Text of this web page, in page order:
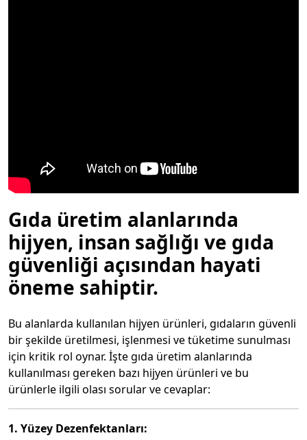
Gıda üretim alanlarında
hijyen, insan sağlığı ve gıda
güvenliği açısından hayati
öneme sahiptir.
Bu alanlarda kullanılan hijyen ürünleri, gıdaların güvenli
bir şekilde üretilmesi, işlenmesi ve tüketime sunulması
için kritik rol oynar. İşte gıda üretim alanlarında
kullanılması gereken bazı hijyen ürünleri ve bu
ürünlerle ilgili olası sorular ve cevaplar:
1. Yüzey Dezenfektanları: